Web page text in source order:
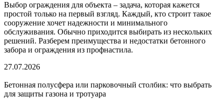
Выбор ограждения для объекта – задача, которая кажется
простой только на первый взгляд. Каждый, кто строит такое
сооружение хочет надежности и минимального
обслуживания. Обычно приходится выбирать из нескольких
решений. Разберем преимущества и недостатки бетонного
забора и ограждения из профнастила.
27.07.2026
Бетонная полусфера или парковочный столбик: что выбрать
для защиты газона и тротуара